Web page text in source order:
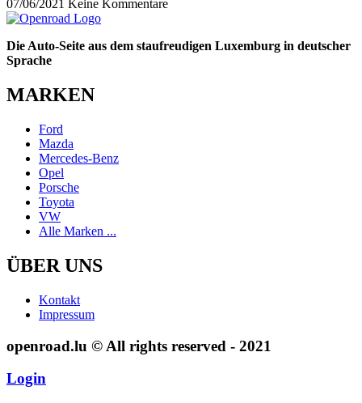
07/06/2021 Keine Kommentare
Die Auto-Seite aus dem staufreudigen Luxemburg in deutscher
Sprache
MARKEN
Ford
Mazda
Mercedes-Benz
Opel
Porsche
Toyota
VW
Alle Marken ...
ÜBER UNS
Kontakt
Impressum
openroad.lu © All rights reserved - 2021
Login